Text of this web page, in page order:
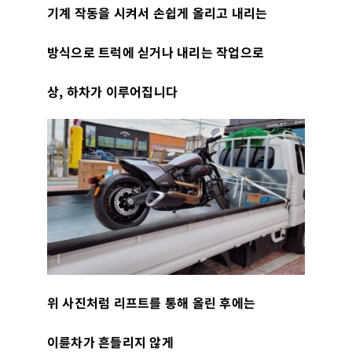
기계 작동을 시켜서 손쉽게 올리고 내리는
방식으로 트럭에 싣거나 내리는 작업으로
상, 하차가 이루어집니다
위 사진처럼 리프트를 통해 올린 후에는
이륜차가 흔들리지 않게